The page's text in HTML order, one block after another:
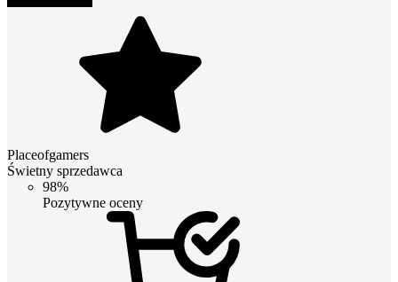
Placeofgamers
Świetny sprzedawca
98%
Pozytywne oceny